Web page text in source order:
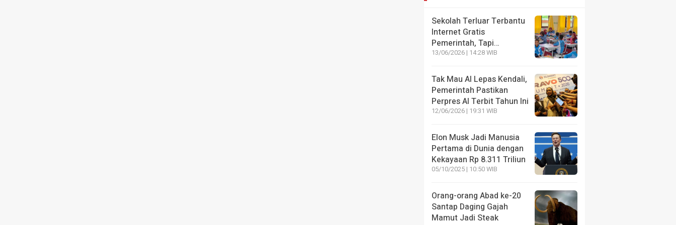
Sekolah Terluar Terbantu
Internet Gratis
Pemerintah, Tapi…
13/06/2026 | 14:28 WIB
Tak Mau AI Lepas Kendali,
Pemerintah Pastikan
Perpres AI Terbit Tahun Ini
12/06/2026 | 19:31 WIB
Elon Musk Jadi Manusia
Pertama di Dunia dengan
Kekayaan Rp 8.311 Triliun
05/10/2025 | 10:50 WIB
Orang-orang Abad ke-20
Santap Daging Gajah
Mamut Jadi Steak